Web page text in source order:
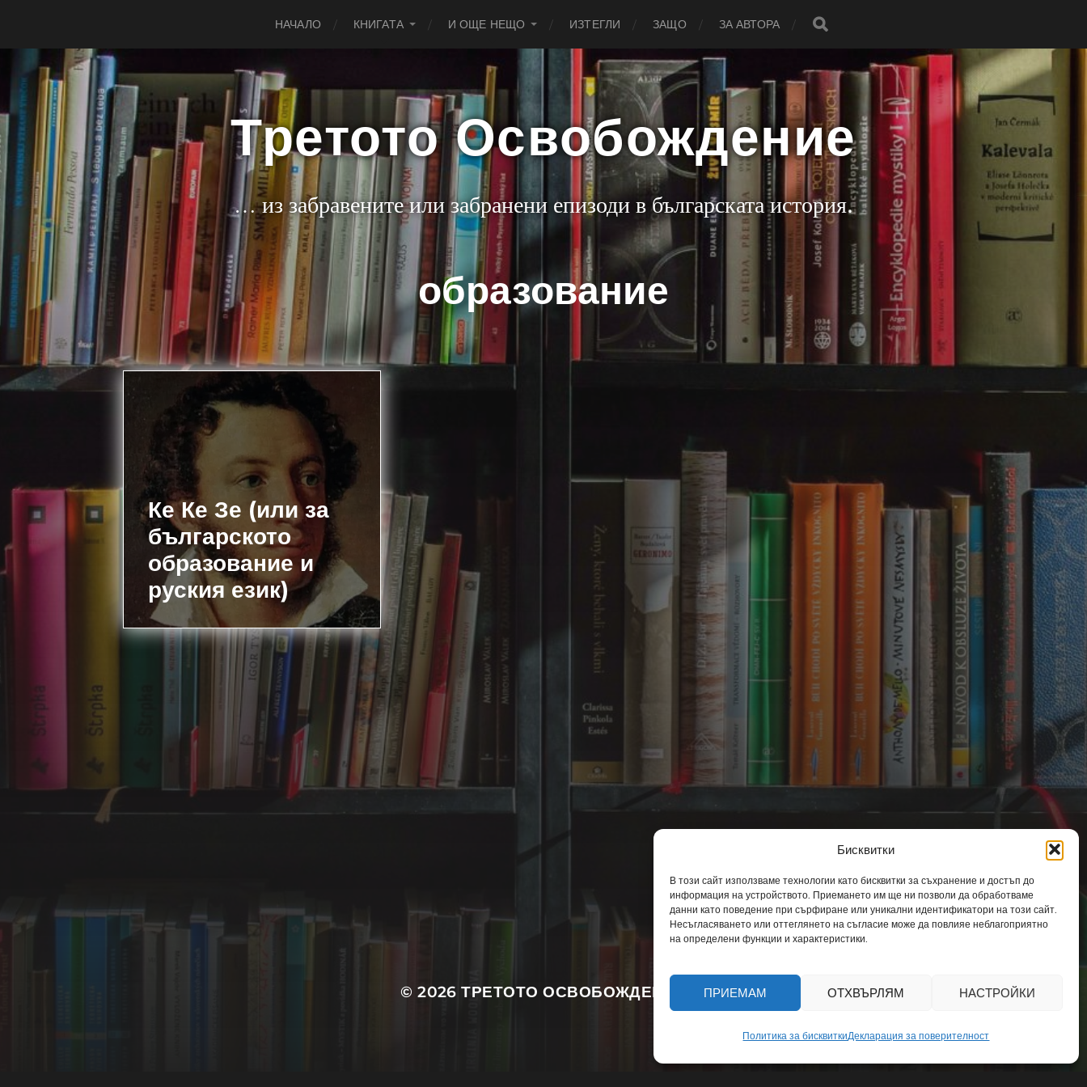
Бисквитки
В този сайт използваме технологии като бисквитки за съхранение и достъп до
информация на устройството. Приемането им ще ни позволи да обработваме
данни като поведение при сърфиране или уникални идентификатори на този сайт.
Несъгласяването или оттеглянето на съгласие може да повлияе неблагоприятно
на определени функции и характеристики.
ПРИЕМАМ ОТХВЪРЛЯМ НАСТРОЙКИ
Политика за бисквиткиДекларация за поверителност
НАЧАЛО КНИГАТА И ОЩЕ НЕЩО ИЗТЕГЛИ ЗАЩО ЗА АВТОРА
Третото Освобождение
… из забравените или забранени епизоди в българската история.
образование
Ке Ке Зе (или за
българското
образование и
руския език)
Част 4 (1944-1989)
Политика за бисквитки
Декларация за поверителност
© 2026ТРЕТОТО ОСВОБОЖДЕНИЕ